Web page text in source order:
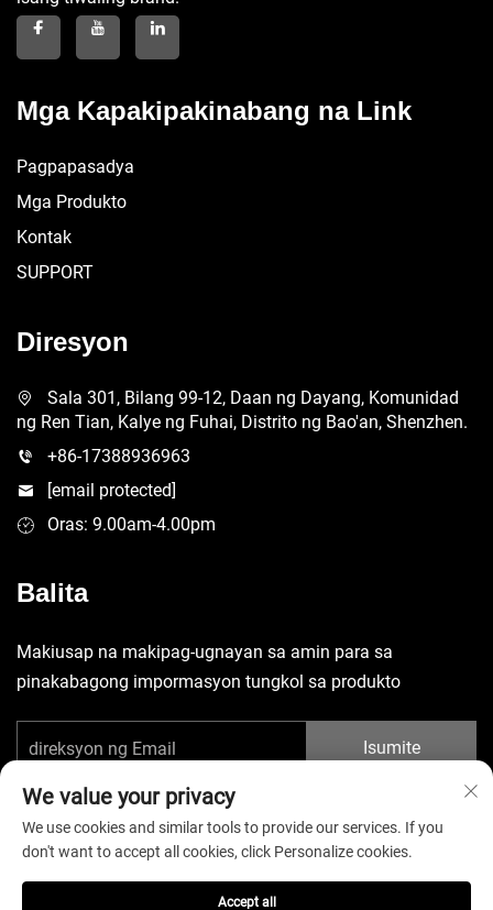
Mga Kapakipakinabang na Link
Pagpapasadya
Mga Produkto
Kontak
SUPPORT
Diresyon
Sala 301, Bilang 99-12, Daan ng Dayang, Komunidad
ng Ren Tian, Kalye ng Fuhai, Distrito ng Bao'an, Shenzhen.
+86-17388936963
[email protected]
Oras: 9.00am-4.00pm
Balita
Makiusap na makipag-ugnayan sa amin para sa
pinakabagong impormasyon tungkol sa produkto
Isumite
Copyright © 2025 China Shenzhen Yuecheng Sporting Goods Co.,
We value your privacy
We use cookies and similar tools to provide our services. If you
don't want to accept all cookies, click Personalize cookies.
Accept all